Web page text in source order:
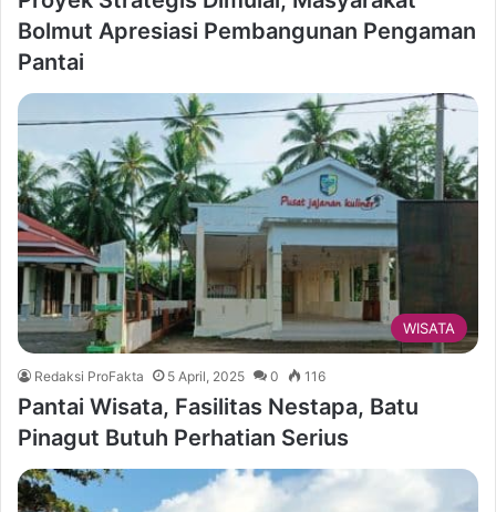
Bolmut Apresiasi Pembangunan Pengaman
Pantai
WISATA
Redaksi ProFakta 5 April, 2025 0 116
Pantai Wisata, Fasilitas Nestapa, Batu
Pinagut Butuh Perhatian Serius